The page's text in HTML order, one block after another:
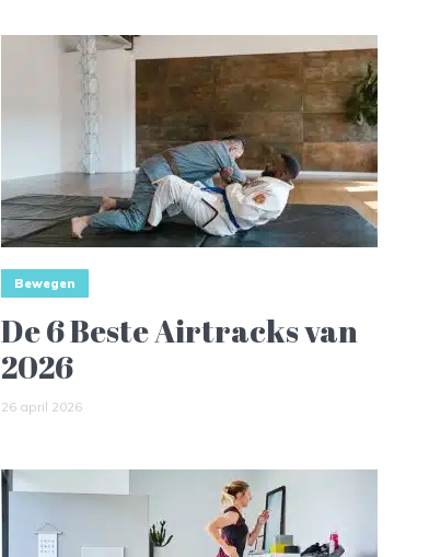
Bewegen
De 6 Beste Airtracks van
2026
26 april 2026